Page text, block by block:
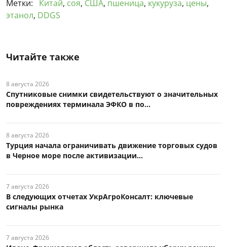
Метки:
Китай, соя, США, пшеница, кукуруза, цены,
этанол, DDGS
Читайте также
8 августа 2026
Спутниковые снимки свидетельствуют о значительных
повреждениях терминала ЭФКО в по...
8 августа 2026
Турция начала ограничивать движение торговых судов
в Черное море после активизации...
7 августа 2026
В следующих отчетах УкрАгроКонсалт: ключевые
сигналы рынка
7 августа 2026